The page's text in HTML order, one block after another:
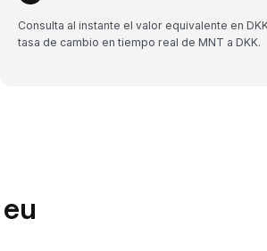
Consulta al instante el valor equivalente en
tasa de cambio en tiempo real de MNT a DKK.